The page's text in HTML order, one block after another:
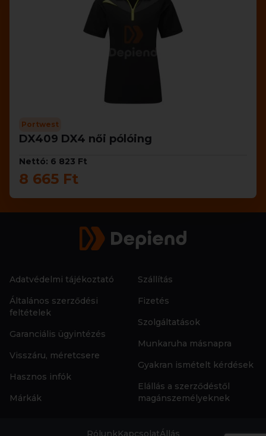
Portwest
DX409 DX4 női pólóing
Nettó: 6 823 Ft
8 665 Ft
Adatvédelmi tájékoztató
Általános szerződési
feltételek
Garanciális ügyintézés
Visszáru, méretcsere
Hasznos infók
Márkák
Szállítás
Fizetés
Szolgáltatások
Munkaruha másnapra
Gyakran ismételt kérdések
Elállás a szerződéstől
magánszemélyeknek